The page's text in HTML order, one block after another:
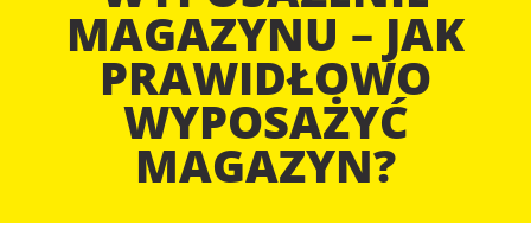
MAGAZYNU – JAK
PRAWIDŁOWO
WYPOSAŻYĆ
MAGAZYN?